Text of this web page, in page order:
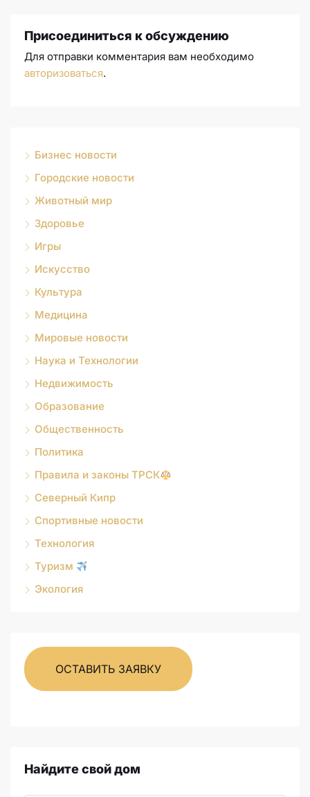
Присоединиться к обсуждению
Для отправки комментария вам необходимо
авторизоваться.
Бизнес новости
Городские новости
Животный мир
Здоровье
Игры
Искусство
Культура
Медицина
Мировые новости
Наука и Технологии
Недвижимость
Образование
Общественность
Политика
Правила и законы ТРСК
Северный Кипр
Спортивные новости
Технология
Туризм
Экология
ОСТАВИТЬ ЗАЯВКУ
Найдите свой дом